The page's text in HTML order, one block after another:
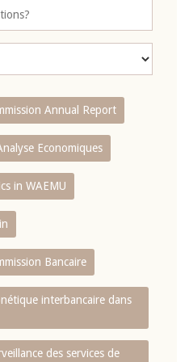
Annual Report
Economiques
in WAEMU
Bancaire
interbancaire dans
des services de